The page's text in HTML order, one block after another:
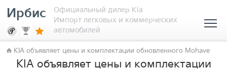
Ирбис
Официальный дилер Kia
Импорт легковых и коммерческих
автомобилей
KIA объявляет цены и комплектации обновленного Mohave
KIA объявляет цены и комплектации